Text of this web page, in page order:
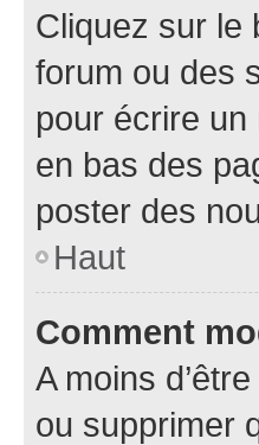
Cliquez sur le
forum ou des
pour écrire
en bas des
poster des
Haut
Comment
A moins
ou supprimer